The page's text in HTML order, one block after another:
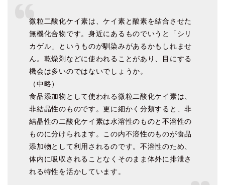
微粒二酸化ケイ素は、ケイ素と酸素を結合させた
無機化合物です。身近にあるものでいうと「シリ
カゲル」というものが馴染みがあるかもしれませ
ん。乾燥剤などに使われることがあり、目にする
機会は多いのではないでしょうか。
（中略）
食品添加物として使われる微粒二酸化ケイ素は、
非結晶性のものです。更に細かく分類すると、非
結晶性の二酸化ケイ素は水溶性のものと不溶性の
ものに分けられます。この内不溶性のものが食品
添加物として利用されるのです。不溶性のため、
体内に吸収されることなくそのまま体外に排泄さ
れる特性を活かしています。